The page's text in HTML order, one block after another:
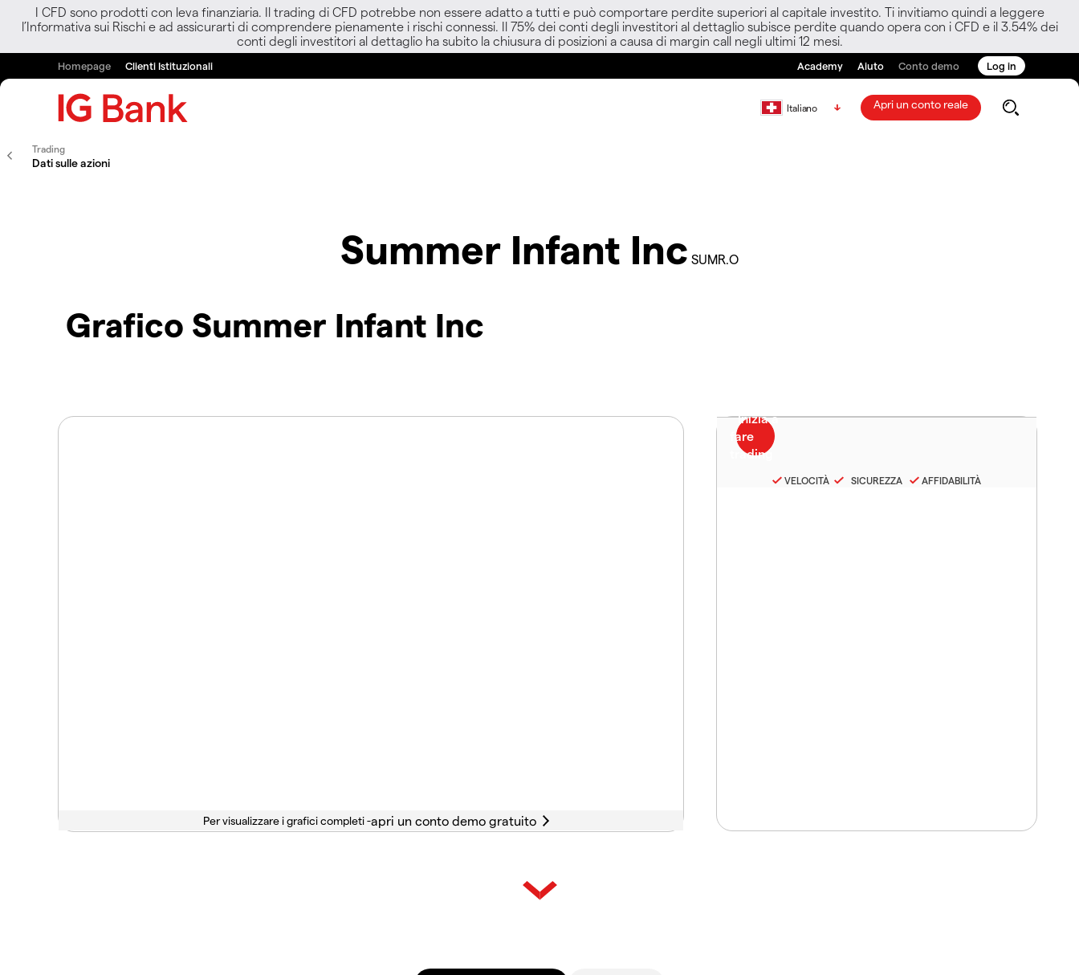
I CFD sono prodotti con leva finanziaria. Il trading di CFD potrebbe non essere adatto a tutti e può comportare perdite superiori al capitale investito. Ti invitiamo quindi a leggere
l’Informativa sui Rischi e ad assicurarti di comprendere pienamente i rischi connessi. Il 75% dei conti degli investitori al dettaglio subisce perdite quando opera con i CFD e il 3.54% dei
conti degli investitori al dettaglio ha subito la chiusura di posizioni a causa di margin call negli ultimi 12 mesi.
Homepage Clienti Istituzionali Academy Aiuto Conto demo Log in
Italiano Apri un conto reale
Trading
Dati sulle azioni
Summer Infant Inc SUMR.O
Grafico Summer Infant Inc
Per visualizzare i grafici completi -
VELOCITÀ SICUREZZA AFFIDABILITÀ